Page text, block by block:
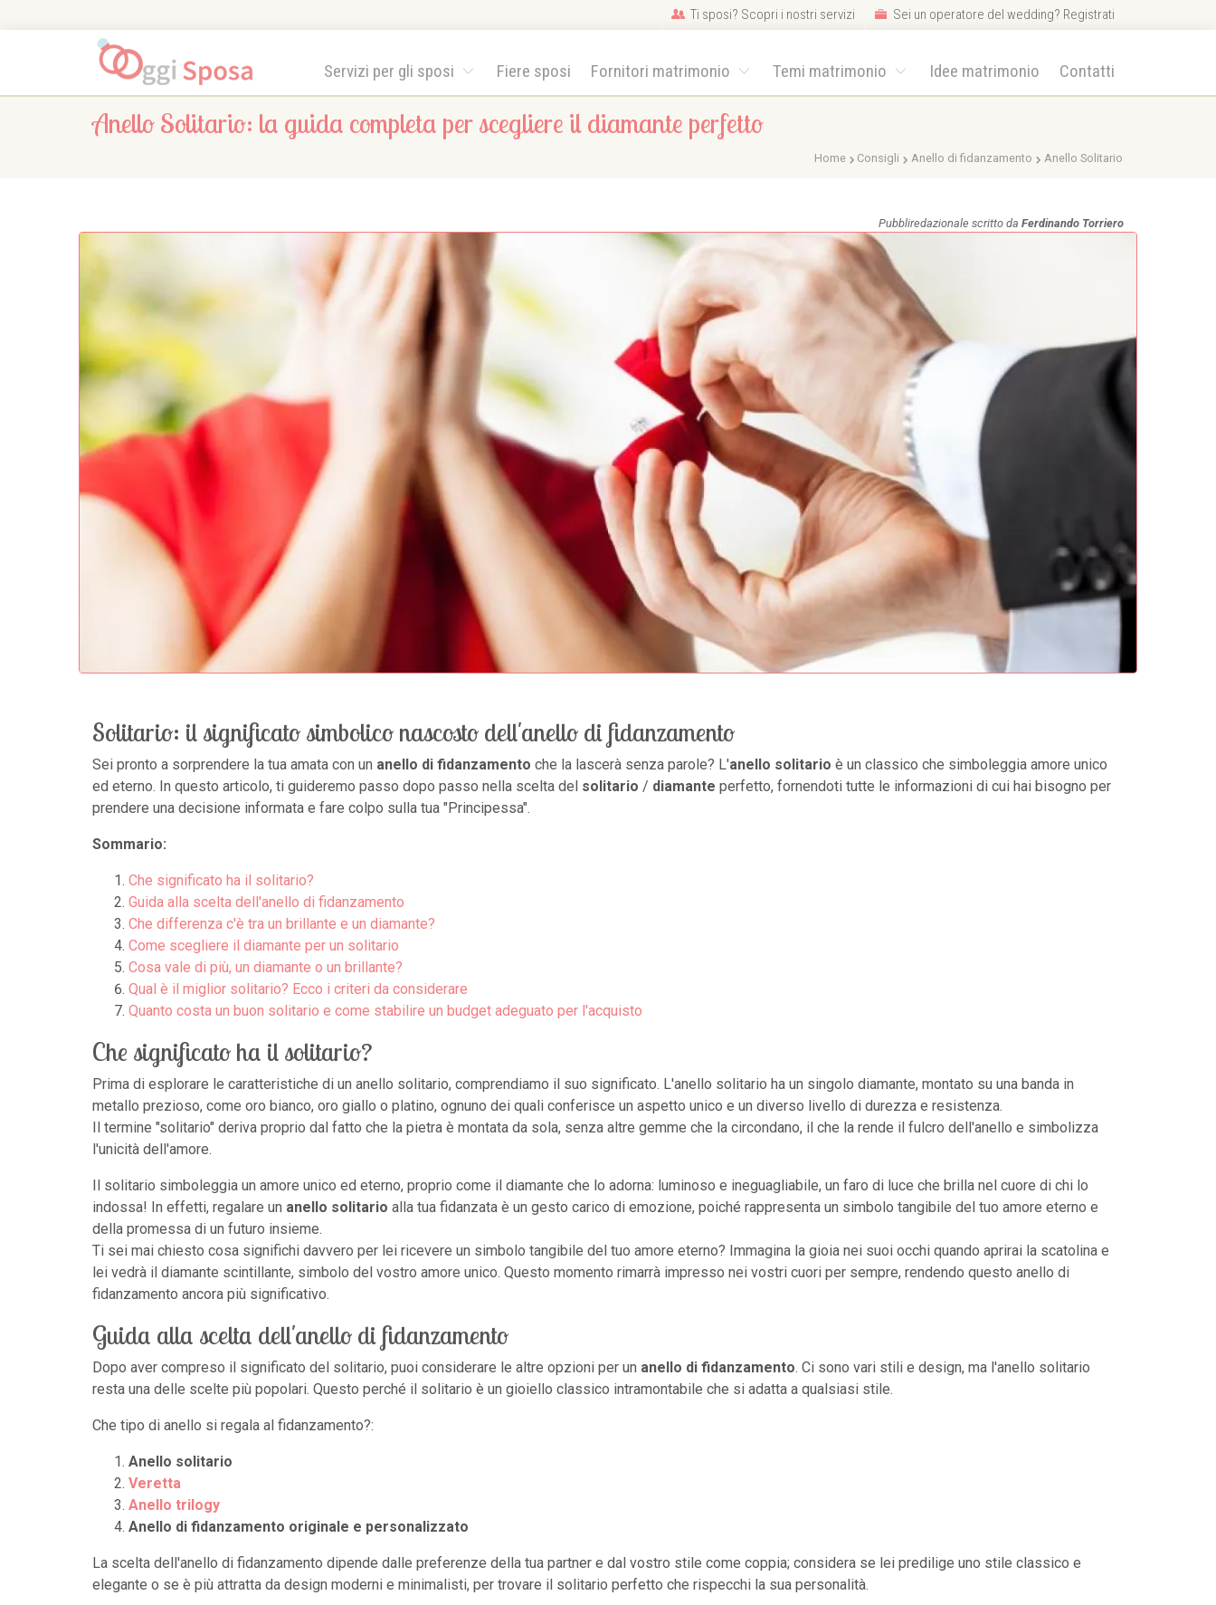
Ti sposi? Scopri i nostri servizi Sei un operatore del wedding? Registrati
Servizi per gli sposi Fiere sposi Fornitori matrimonio Temi matrimonio Idee matrimonio Contatti
Anello Solitario: la guida completa per scegliere il diamante perfetto
Home Consigli Anello di fidanzamento Anello Solitario
Pubbliredazionale scritto da Ferdinando Torriero
Solitario: il significato simbolico nascosto dell'anello di fidanzamento
Sei pronto a sorprendere la tua amata con un anello di fidanzamento che la lascerà senza parole? L'anello solitario è un classico che simboleggia amore unico
ed eterno. In questo articolo, ti guideremo passo dopo passo nella scelta del solitario / diamante perfetto, fornendoti tutte le informazioni di cui hai bisogno per
prendere una decisione informata e fare colpo sulla tua "Principessa".
Sommario:
Che significato ha il solitario?
Guida alla scelta dell'anello di fidanzamento
Che differenza c'è tra un brillante e un diamante?
Come scegliere il diamante per un solitario
Cosa vale di più, un diamante o un brillante?
Qual è il miglior solitario? Ecco i criteri da considerare
Quanto costa un buon solitario e come stabilire un budget adeguato per l'acquisto
Che significato ha il solitario?
Prima di esplorare le caratteristiche di un anello solitario, comprendiamo il suo significato. L'anello solitario ha un singolo diamante, montato su una banda in
metallo prezioso, come oro bianco, oro giallo o platino, ognuno dei quali conferisce un aspetto unico e un diverso livello di durezza e resistenza.
Il termine "solitario" deriva proprio dal fatto che la pietra è montata da sola, senza altre gemme che la circondano, il che la rende il fulcro dell'anello e simbolizza
l'unicità dell'amore.
Il solitario simboleggia un amore unico ed eterno, proprio come il diamante che lo adorna: luminoso e ineguagliabile, un faro di luce che brilla nel cuore di chi lo
indossa! In effetti, regalare un anello solitario alla tua fidanzata è un gesto carico di emozione, poiché rappresenta un simbolo tangibile del tuo amore eterno e
della promessa di un futuro insieme.
Ti sei mai chiesto cosa significhi davvero per lei ricevere un simbolo tangibile del tuo amore eterno? Immagina la gioia nei suoi occhi quando aprirai la scatolina e
lei vedrà il diamante scintillante, simbolo del vostro amore unico. Questo momento rimarrà impresso nei vostri cuori per sempre, rendendo questo anello di
fidanzamento ancora più significativo.
Guida alla scelta dell'anello di fidanzamento
Dopo aver compreso il significato del solitario, puoi considerare le altre opzioni per un anello di fidanzamento. Ci sono vari stili e design, ma l'anello solitario
resta una delle scelte più popolari. Questo perché il solitario è un gioiello classico intramontabile che si adatta a qualsiasi stile.
Che tipo di anello si regala al fidanzamento?:
Anello solitario
Veretta
Anello trilogy
Anello di fidanzamento originale e personalizzato
La scelta dell'anello di fidanzamento dipende dalle preferenze della tua partner e dal vostro stile come coppia; considera se lei predilige uno stile classico e
elegante o se è più attratta da design moderni e minimalisti, per trovare il solitario perfetto che rispecchi la sua personalità.